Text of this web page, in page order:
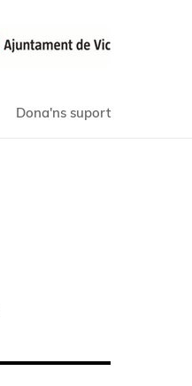
Dona'ns suport